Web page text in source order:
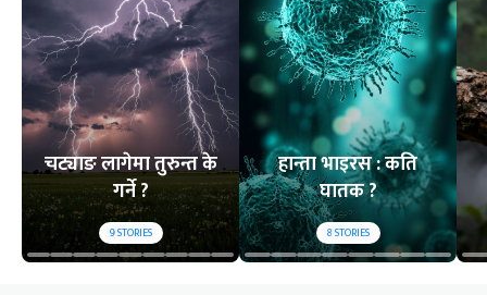
चट्याङ लागेमा तुरुन्त के
गर्ने ?
9STORIES
हान्ता भाइरस : कति
घातक ?
8STORIES